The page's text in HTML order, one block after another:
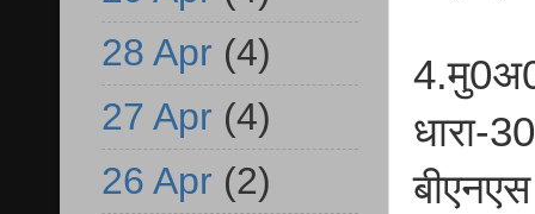
धारा-
28 Apr (4)
27 Apr (4)
26 Apr (2)